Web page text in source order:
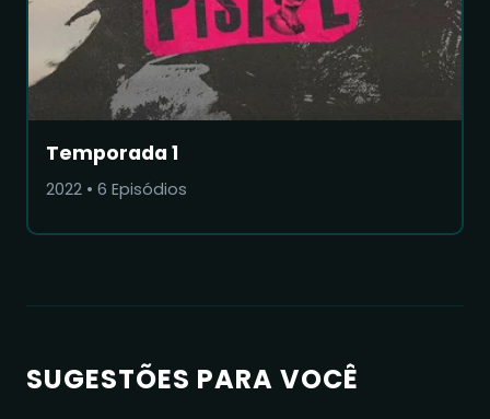
Temporada 1
2022 • 6 Episódios
SUGESTÕES PARA VOCÊ